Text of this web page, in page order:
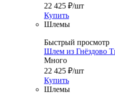
22 425 ₽/шт
Купить
Шлемы
Быстрый просмотр
Шлем из Гнёздово
Много
22 425 ₽/шт
Купить
Шлемы